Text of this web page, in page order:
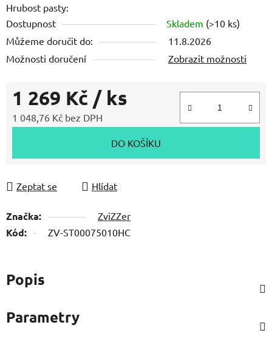
Hrubost pasty:
Dostupnost
Skladem (>10 ks)
Můžeme doručit do:
11.8.2026
Možnosti doručení
Zobrazit možnosti
1 269 Kč / ks
1 048,76 Kč bez DPH
DO KOŠÍKU
Zeptat se Hlídat
Značka: ZviZZer
Kód: ZV-ST00075010HC
Popis
Parametry